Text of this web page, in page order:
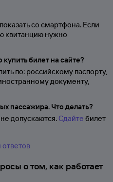
со смартфона. Если
квитанцию нужно
билет на сайте?
по: российскому паспорту,
документу,
пассажира. Что делать?
допускаются. Сдайте билет
о том, как работает